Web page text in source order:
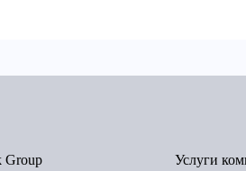
Group Услуги